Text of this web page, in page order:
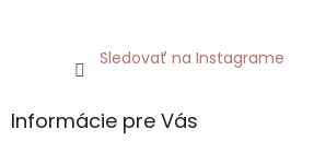
Sledovať na Instagrame
Informácie pre Vás